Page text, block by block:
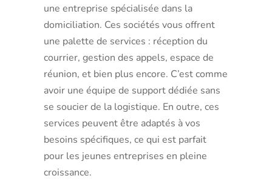
une entreprise spécialisée dans la
domiciliation. Ces sociétés vous offrent
une palette de services : réception du
courrier, gestion des appels, espace de
réunion, et bien plus encore. C’est comme
avoir une équipe de support dédiée sans
se soucier de la logistique. En outre, ces
services peuvent être adaptés à vos
besoins spécifiques, ce qui est parfait
pour les jeunes entreprises en pleine
croissance.